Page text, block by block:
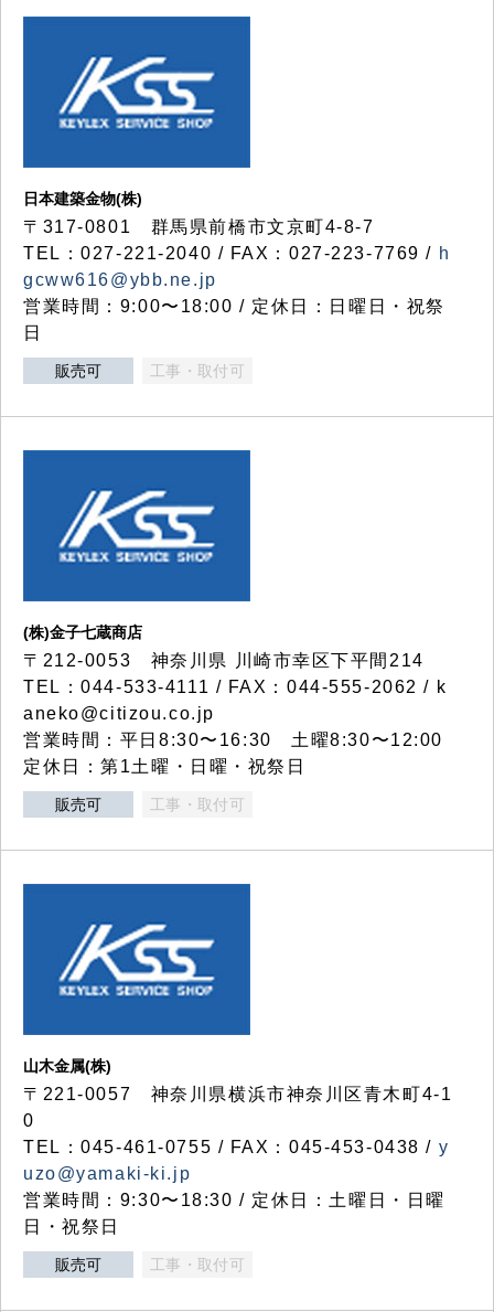
日本建築金物(株)
〒317‐0801 群馬県前橋市文京町4-8-7
TEL：027-221-2040 / FAX：027-223-7769 / h
gcww616@ybb.ne.jp
営業時間：9:00〜18:00 / 定休日：日曜日・祝祭
日
販売可 工事・取付可
(株)金子七蔵商店
〒212-0053 神奈川県 川崎市幸区下平間214
TEL：044-533-4111 / FAX：044-555-2062 / k
aneko@citizou.co.jp
営業時間：平日8:30〜16:30 土曜8:30〜12:00
定休日：第1土曜・日曜・祝祭日
販売可 工事・取付可
山木金属(株)
〒221-0057 神奈川県横浜市神奈川区青木町4-1
0
TEL：045-461-0755 / FAX：045-453-0438 / y
uzo@yamaki-ki.jp
営業時間：9:30〜18:30 / 定休日：土曜日・日曜
日・祝祭日
販売可 工事・取付可